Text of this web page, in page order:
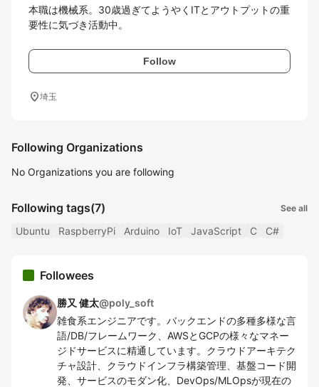
本職は機械系。30歳過ぎてようやくITとアウトプットの重
要性に気づき活動中。
Follow
location_on埼玉
Following Organizations
No Organizations you are following
Following tags(7) See all
Ubuntu RaspberryPi Arduino IoT JavaScript C C#
Followees
勝又 健太@poly_soft
雑食系エンジニアです。バックエンドの多種多様な言
語/DB/フレームワーク、AWSとGCPの様々なマネー
ジドサービスに精通しています。クラウドアーキテク
チャ設計、クラウドインフラ構築管理、基盤コード開
発、サービスのモダン化、DevOps/MLOpsが現在の